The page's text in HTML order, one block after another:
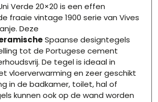
Verde 20×20 is een effen
fraaie vintage 1900 serie van Vives
Deze
Spaanse designtegels
tot de Portugese cement
De tegel is ideaal in
vloerverwarming en zeer geschikt
in de badkamer, toilet, hal of
kunnen ook op de wand worden